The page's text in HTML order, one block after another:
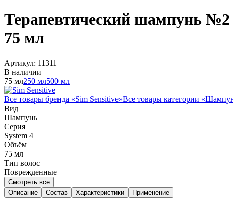
Терапевтический шампунь №2
75 мл
Артикул: 11311
В наличии
75 мл250 мл500 мл
Все товары бренда «Sim Sensitive»Все товары категории «
Вид
Шампунь
Серия
System 4
Объём
75 мл
Тип волос
Поврежденные
Смотреть все
Описание
Состав Характеристики Применение